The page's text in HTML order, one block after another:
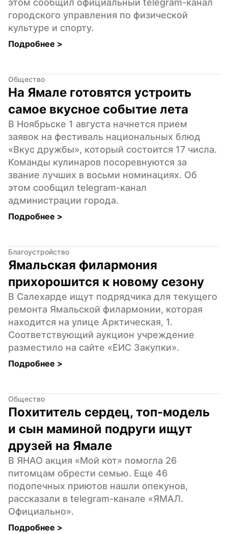
этом сообщил официальный telegram-канал
городского управления по физической
культуре и спорту.
Подробнее >
Общество
На Ямале готовятся устроить
самое вкусное событие лета
В Ноябрьске 1 августа начнется прием
заявок на фестиваль национальных блюд
«Вкус дружбы», который состоится 17 числа.
Команды кулинаров посоревнуются за
звание лучших в восьми номинациях. Об
этом сообщил telegram-канал
администрации города.
Подробнее >
Благоустройство
Ямальская филармония
прихорошится к новому сезону
В Салехарде ищут подрядчика для текущего
ремонта Ямальской филармонии, которая
находится на улице Арктическая, 1.
Соответствующий аукцион учреждение
разместило на сайте «ЕИС Закупки».
Подробнее >
Общество
Похититель сердец, топ-модель
и сын маминой подруги ищут
друзей на Ямале
В ЯНАО акция «Мой кот» помогла 26
питомцам обрести семью. Еще 46
подопечных приютов нашли опекунов,
рассказали в telegram-канале «ЯМАЛ.
Официально».
Подробнее >